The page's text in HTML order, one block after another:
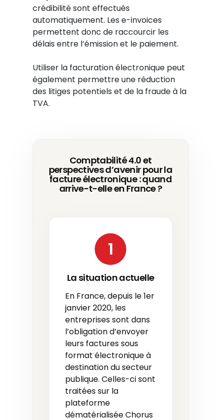
crédibilité sont effectués
automatiquement. Les e-invoices
permettent donc de raccourcir les
délais entre l’émission et le paiement.
Utiliser la facturation électronique peut
également permettre une réduction
des litiges potentiels et de la fraude à la
TVA.
Comptabilité 4.0 et
perspectives d’avenir pour la
facture électronique : quand
arrive-t-elle en France ?
1
La situation actuelle
En France, depuis le 1er
janvier 2020, les
entreprises sont dans
l’obligation d’envoyer
leurs factures sous
format électronique à
destination du secteur
publique. Celles-ci sont
traitées sur la
plateforme
dématérialisée Chorus